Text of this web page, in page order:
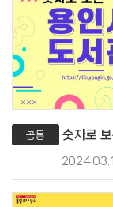
공통 숫자로 보는